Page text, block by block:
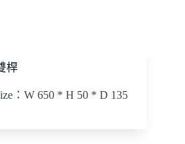
桿
：W 650 * H 50 * D 135